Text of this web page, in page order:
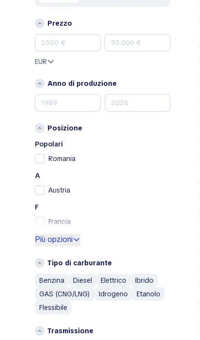
Land Rover
Mercedes-Benz
MINI
Nissan
Peugeot
Porsche
RAM
Skoda
Subaru
Volkswagen
Prezzo
EUR
Anno di produzione
Posizione
Popolari
Romania
A
Austria
F
Francia
G
Grecia
Islanda
Italia
L
Più opzioni
Tipo di carburante
Benzina
Diesel Elettrico
Ibrido
GAS (CNG/LNG)
Idrogeno
Etanolo
Flessibile
Trasmissione